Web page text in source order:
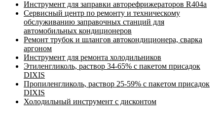
Инструмент для заправки авторефрижераторов R404a
Сервисный центр по ремонту и техническому
обслуживанию заправочных станций для
автомобильных кондиционеров
Ремонт трубок и шлангов автокондиционера, сварка
аргоном
Инструмент для ремонта холодильников
Этиленгликоль, раствор 34-65% с пакетом присадок
DIXIS
Пропиленгликоль, раствор 25-59% с пакетом присадок
DIXIS
Холодильный инструмент с дисконтом